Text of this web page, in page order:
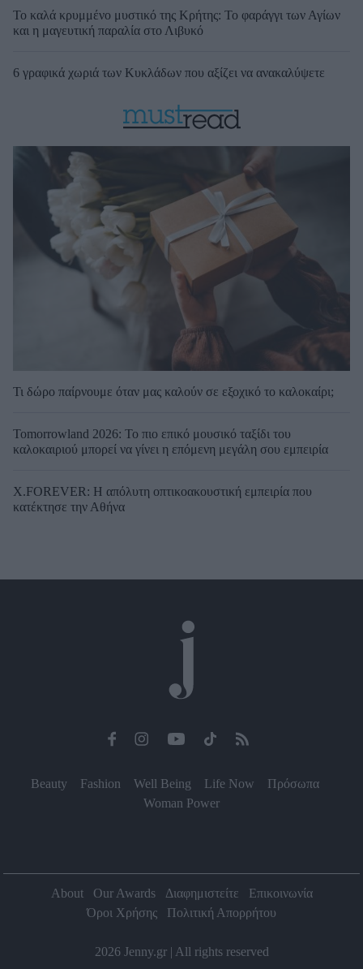
Το καλά κρυμμένο μυστικό της Κρήτης: Το φαράγγι των Αγίων
και η μαγευτική παραλία στο Λιβυκό
6 γραφικά χωριά των Κυκλάδων που αξίζει να ανακαλύψετε
Τι δώρο παίρνουμε όταν μας καλούν σε εξοχικό το καλοκαίρι;
Tomorrowland 2026: Το πιο επικό μουσικό ταξίδι του
καλοκαιριού μπορεί να γίνει η επόμενη μεγάλη σου εμπειρία
X.FOREVER: Η απόλυτη οπτικοακουστική εμπειρία που
κατέκτησε την Αθήνα
Beauty Fashion Well Being Life Now
Πρόσωπα
Woman Power
About Our Awards Διαφημιστείτε
Επικοινωνία
Όροι Χρήσης
Πολιτική Απορρήτου
2026 Jenny.gr | All rights reserved